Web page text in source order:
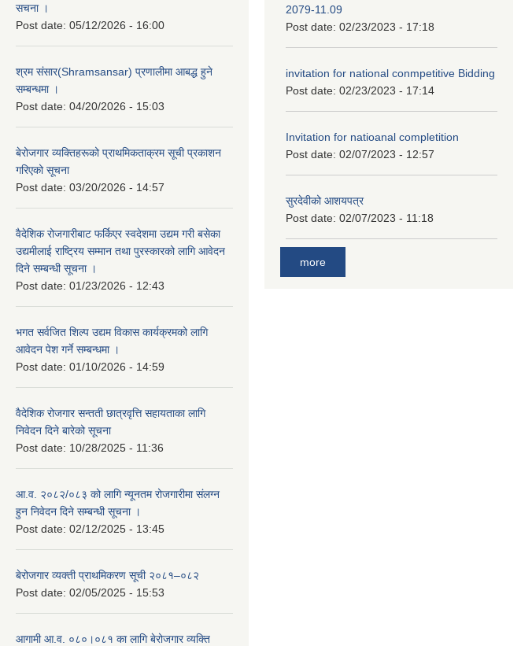
सचना ।
Post date: 05/12/2026 - 16:00
श्रम संसार(Shramsansar) प्रणालीमा आबद्ध हुने
सम्बन्धमा ।
Post date: 04/20/2026 - 15:03
बेरोजगार व्यक्तिहरूको प्राथमिकताक्रम सूची प्रकाशन
गरिएको सूचना
Post date: 03/20/2026 - 14:57
वैदेशिक रोजगारीबाट फर्किएर स्वदेशमा उद्यम गरी बसेका
उद्यमीलाई राष्ट्रिय सम्मान तथा पुरस्कारको लागि आवेदन
दिने सम्बन्धी सूचना ।
Post date: 01/23/2026 - 12:43
भगत सर्वजित शिल्प उद्यम विकास कार्यक्रमको लागि
आवेदन पेश गर्ने सम्बन्धमा ।
Post date: 01/10/2026 - 14:59
वैदेशिक रोजगार सन्तती छात्रवृत्ति सहायताका लागि
निवेदन दिने बारेको सूचना
Post date: 10/28/2025 - 11:36
आ.व. २०८२/०८३ को लागि न्यूनतम रोजगारीमा संलग्न
हुन निवेदन दिने सम्बन्धी सूचना ।
Post date: 02/12/2025 - 13:45
बेरोजगार व्यक्ती प्राथमिकरण सूची २०८१–०८२
Post date: 02/05/2025 - 15:53
आगामी आ.व. ०८०।०८१ का लागि बेरोजगार व्यक्ति
2079-11.09
Post date: 02/23/2023 - 17:18
invitation for national conmpetitive Bidding
Post date: 02/23/2023 - 17:14
Invitation for natioanal completition
Post date: 02/07/2023 - 12:57
सुरदेवीको आशयपत्र
Post date: 02/07/2023 - 11:18
more